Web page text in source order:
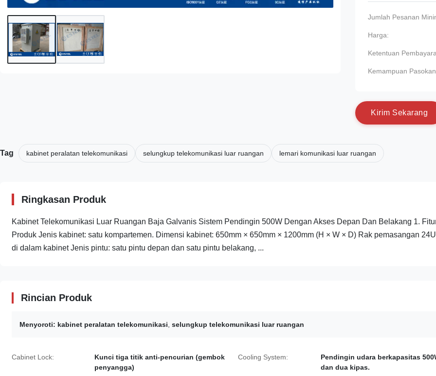
Jumlah Pesanan
Harga:
Ketentuan
Kemampuan
Kirim Sekarang
Tag kabinet peralatan telekomunikasi selungkup telekomunikasi luar ruangan lemari komunikasi luar ruangan
Ringkasan Produk
Kabinet Telekomunikasi Luar Ruangan Baja Galvanis Sistem Pendingin 500W Dengan Akses Depan Dan Belakang 1.
Produk Jenis kabinet: satu kompartemen. Dimensi kabinet: 650mm × 650mm × 1200mm (H × W × D) Rak pemasangan 24U
di dalam kabinet Jenis pintu: satu pintu depan dan satu pintu belakang, ...
Rincian Produk
Menyoroti: kabinet peralatan telekomunikasi selungkup telekomunikasi luar ruangan
Cabinet Lock:
Kunci tiga titik anti-pencurian (gembok
penyangga)
Cooling System:
Pendingin udara berkapasitas
dan dua kipas.